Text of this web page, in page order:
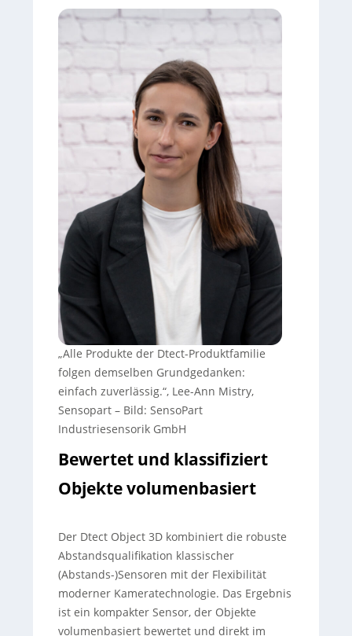
„Alle Produkte der Dtect-Produktfamilie
folgen demselben Grundgedanken:
einfach zuverlässig.“, Lee-Ann Mistry,
Sensopart – Bild: SensoPart
Industriesensorik GmbH
Bewertet und klassifiziert
Objekte volumenbasiert
Der Dtect Object 3D kombiniert die robuste
Abstandsqualifikation klassischer
(Abstands-)Sensoren mit der Flexibilität
moderner Kameratechnologie. Das Ergebnis
ist ein kompakter Sensor, der Objekte
volumenbasiert bewertet und direkt im